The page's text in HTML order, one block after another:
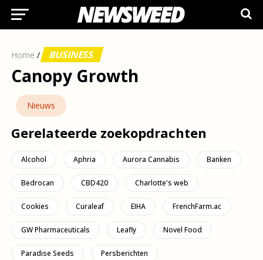
Home / BUSINESS
Canopy Growth
Nieuws
Gerelateerde zoekopdrachten
Alcohol Aphria Aurora Cannabis Banken
Bedrocan CBD420 Charlotte's web
Cookies Curaleaf EIHA FrenchFarm.ac
GW Pharmaceuticals Leafly Novel Food
Paradise Seeds Persberichten